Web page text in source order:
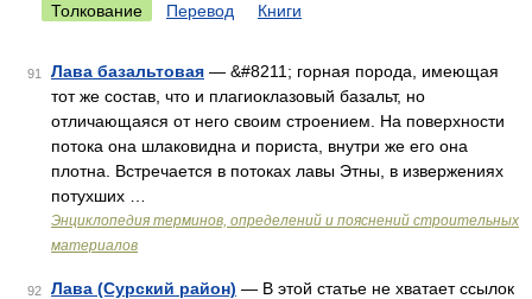
Толкование Перевод Книги
91 Лава базальтовая — &#8211; горная порода, имеющая
тот же состав, что и плагиоклазовый базальт, но
отличающаяся от него своим строением. На поверхности
потока она шлаковидна и пориста, внутри же его она
плотна. Встречается в потоках лавы Этны, в извержениях
потухших …
Энциклопедия терминов, определений и пояснений строительных
материалов
92 Лава (Сурский район) — В этой статье не хватает ссылок